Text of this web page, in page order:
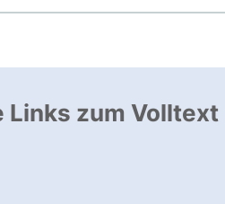
Links zum Volltext
Link, öffnet neues